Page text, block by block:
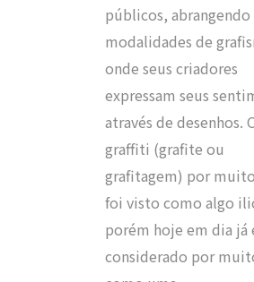
públicos, abrangendo
modalidades de
onde seus criadores
expressam seus
através de desenhos.
graffiti (grafite ou
grafitagem) por
foi visto como algo
porém hoje em dia já
considerado por